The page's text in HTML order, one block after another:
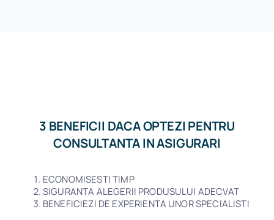
3 BENEFICII DACA OPTEZI PENTRU
CONSULTANTA IN ASIGURARI
ECONOMISESTI TIMP
SIGURANTA ALEGERII PRODUSULUI ADECVAT
BENEFICIEZI DE EXPERIENTA UNOR SPECIALISTI